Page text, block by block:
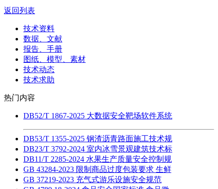
返回列表
技术资料
数据、文献
报告、手册
图纸、模型、素材
技术动态
技术求助
热门内容
DB52/T 1867-2025 大数据安全靶场软件系统
DB53/T 1355-2025 钢渣沥青路面施工技术规
DB23/T 3792-2024 室内冰雪景观建筑技术标
DB11/T 2285-2024 水果生产质量安全控制规
GB 43284-2023 限制商品过度包装要求 生鲜
GB 37219-2023 充气式游乐设施安全规范